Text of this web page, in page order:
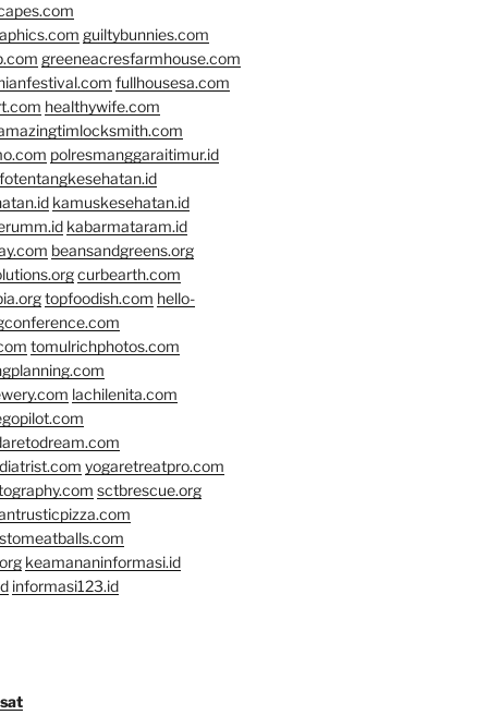
guiltybunnies.com
greeneacresfarmhouse.com
fullhousesa.com
healthywife.com
polresmanggaraitimur.id
kamuskesehatan.id
kabarmataram.id
beansandgreens.org
curbearth.com
topfoodish.com hello-
tomulrichphotos.com
lachilenita.com
yogaretreatpro.com
sctbrescue.org
keamananinformasi.id
informasi123.id